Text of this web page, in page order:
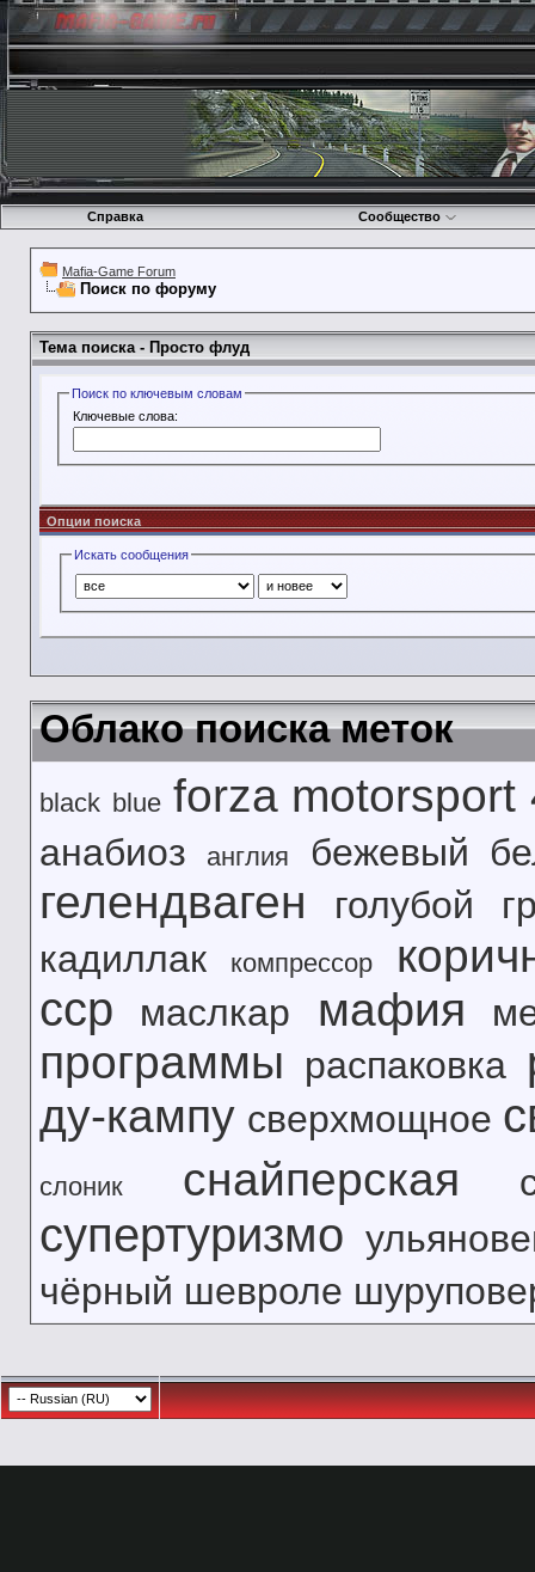
Справка Сообщество
Mafia-Game Forum
Поиск по форуму
Тема поиска - Просто флуд
Поиск по ключевым словам
Ключевые слова:
Опции поиска
Искать сообщения
Облако поиска меток
black blue forza motorsport
анабиоз англия бежевый
гелендваген голубой
кадиллак
компрессор
сср маслкар мафия
программы распаковка
ду-кампу сверхмощное
слоник снайперская
супертуризмо
чёрный шевроле